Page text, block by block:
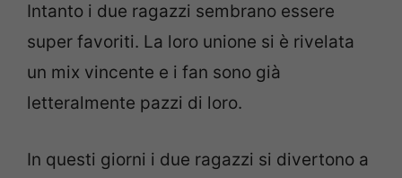
Intanto i due ragazzi sembrano essere
super favoriti. La loro unione si è rivelata
un mix vincente e i fan sono già
letteralmente pazzi di loro.
In questi giorni i due ragazzi si divertono a